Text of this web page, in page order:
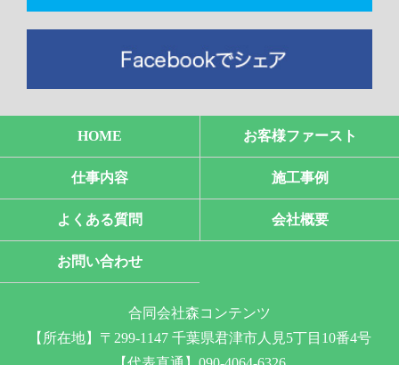
HOME お客様ファースト
仕事内容 施工事例
よくある質問 会社概要
お問い合わせ
合同会社森コンテンツ
【所在地】〒299-1147 千葉県君津市人見5丁目10番4号